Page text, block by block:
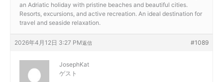
an Adriatic holiday with pristine beaches and beautiful cities.
Resorts, excursions, and active recreation. An ideal destination for
travel and seaside relaxation.
2026年4月12日 3:27 PM #1089
返信
JosephKat
ゲスト